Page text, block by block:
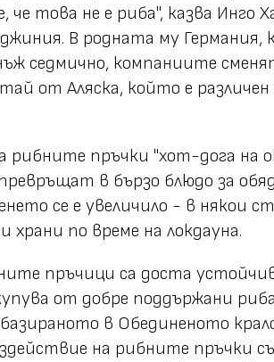
че това не е риба", казва
В родната му
седмично, компаниите
от Аляска, който е различен
рибните пръчки "хот-дога на
в бързо блюдо за
се е увеличило - в някои
храни по време на локдауна.
пръчици са доста
от добре поддържани
в Обединеното
на рибните пръчки